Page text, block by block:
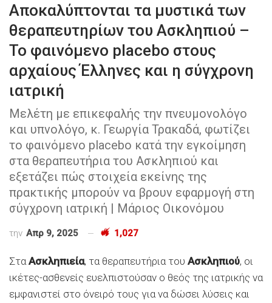
Αποκαλύπτονται τα μυστικά των
θεραπευτηρίων του Ασκληπιού –
Το φαινόμενο placebo στους
αρχαίους Έλληνες και η σύγχρονη
ιατρική
Μελέτη με επικεφαλής την πνευμονολόγο
και υπνολόγο, κ. Γεωργία Τρακαδά, φωτίζει
το φαινόμενο placebo κατά την εγκοίμηση
στα θεραπευτήρια του Ασκληπιού και
εξετάζει πώς στοιχεία εκείνης της
πρακτικής μπορούν να βρουν εφαρμογή στη
σύγχρονη ιατρική | Μάριος Οικονόμου
την Απρ 9, 2025 1,027
Στα Ασκληπιεία, τα θεραπευτήρια του Ασκληπιού, οι
ικέτες-ασθενείς ευελπιστούσαν ο θεός της ιατρικής να
εμφανιστεί στο όνειρό τους για να δώσει λύσεις και